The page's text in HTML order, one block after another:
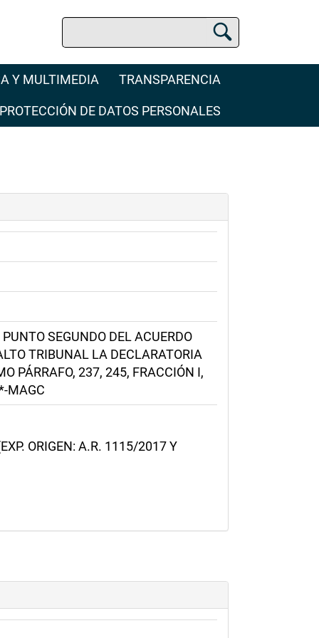
Buscar
Y MULTIMEDIA TRANSPARENCIA
PROTECCIÓN DE DATOS PERSONALES
SEGUNDO DEL ACUERDO
TRIBUNAL LA DECLARATORIA
PÁRRAFO, 237, 245, FRACCIÓN I,
MAGC
ORIGEN: A.R. 1115/2017 Y